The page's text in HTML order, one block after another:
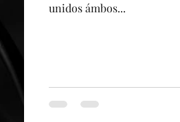
unidos ámbos...